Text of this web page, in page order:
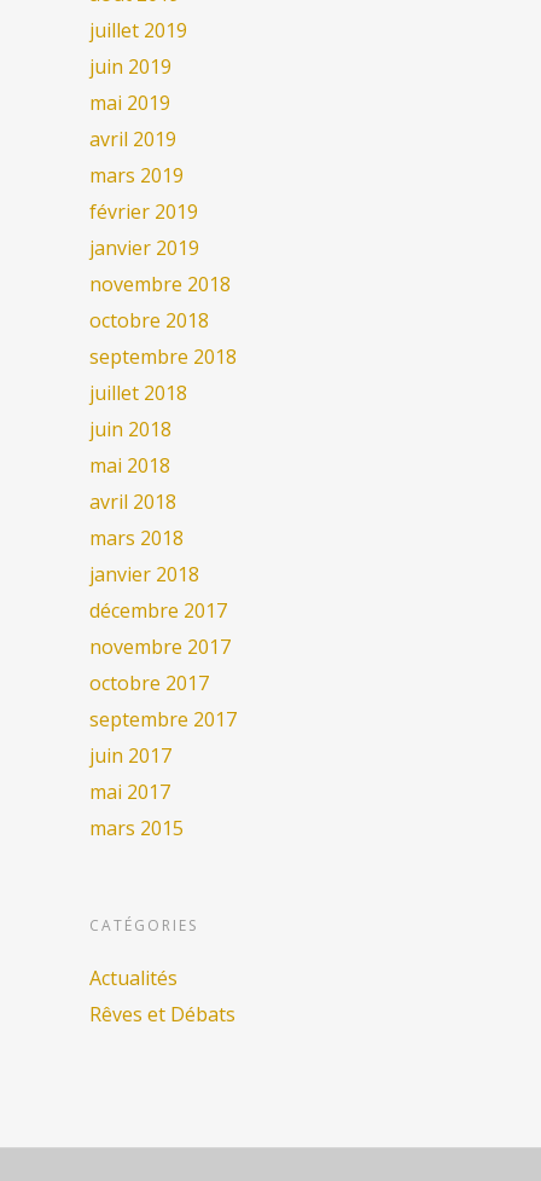
juillet 2019
juin 2019
mai 2019
avril 2019
mars 2019
février 2019
janvier 2019
novembre 2018
octobre 2018
septembre 2018
juillet 2018
juin 2018
mai 2018
avril 2018
mars 2018
janvier 2018
décembre 2017
novembre 2017
octobre 2017
septembre 2017
juin 2017
mai 2017
mars 2015
CATÉGORIES
Actualités
Rêves et Débats